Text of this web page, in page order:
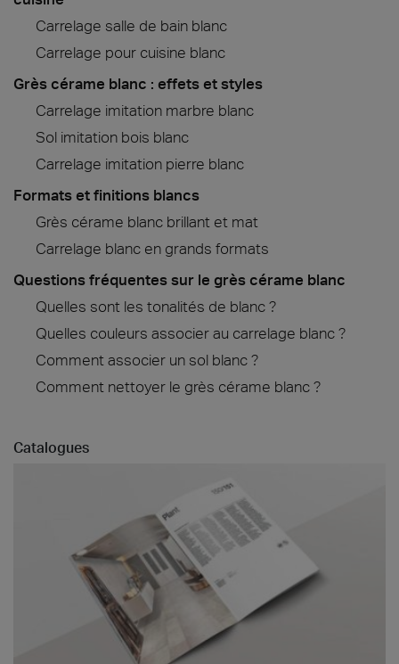
Carrelage salle de bain blanc
Carrelage pour cuisine blanc
Grès cérame blanc : effets et styles
Carrelage imitation marbre blanc
Sol imitation bois blanc
Carrelage imitation pierre blanc
Formats et finitions blancs
Grès cérame blanc brillant et mat
Carrelage blanc en grands formats
Questions fréquentes sur le grès cérame blanc
Quelles sont les tonalités de blanc ?
Quelles couleurs associer au carrelage blanc ?
Comment associer un sol blanc ?
Comment nettoyer le grès cérame blanc ?
Catalogues